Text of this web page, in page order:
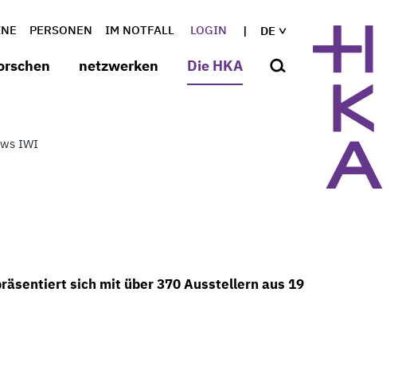
DE
PERSONEN IM NOTFALL LOGIN
netzwerken Die HKA
IWI
sich mit über 370 Ausstellern aus 19